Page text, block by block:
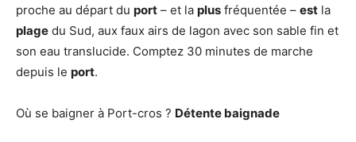
proche au départ du port – et la plus fréquentée – est la
plage du Sud, aux faux airs de lagon avec son sable fin et
son eau translucide. Comptez 30 minutes de marche
depuis le port.
Où se baigner à Port-cros ? Détente baignade